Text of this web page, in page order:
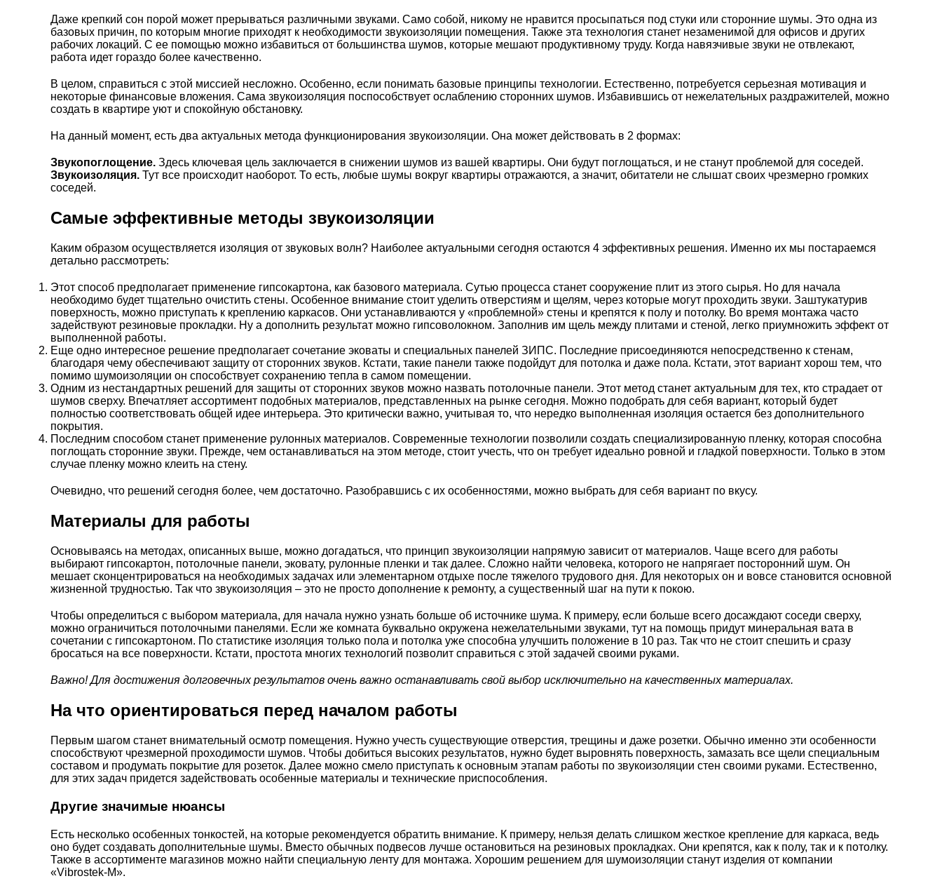
Даже крепкий сон порой может прерываться различными звуками. Само собой, никому не нравится просыпаться под стуки или сторонние шумы. Это одна из
базовых причин, по которым многие приходят к необходимости звукоизоляции помещения. Также эта технология станет незаменимой для офисов и других
рабочих локаций. С ее помощью можно избавиться от большинства шумов, которые мешают продуктивному труду. Когда навязчивые звуки не отвлекают,
работа идет гораздо более качественно.
В целом, справиться с этой миссией несложно. Особенно, если понимать базовые принципы технологии. Естественно, потребуется серьезная мотивация и
некоторые финансовые вложения. Сама звукоизоляция поспособствует ослаблению сторонних шумов. Избавившись от нежелательных раздражителей, можно
создать в квартире уют и спокойную обстановку.
На данный момент, есть два актуальных метода функционирования звукоизоляции. Она может действовать в 2 формах:
Звукопоглощение. Здесь ключевая цель заключается в снижении шумов из вашей квартиры. Они будут поглощаться, и не станут проблемой для соседей.
Звукоизоляция. Тут все происходит наоборот. То есть, любые шумы вокруг квартиры отражаются, а значит, обитатели не слышат своих чрезмерно громких
соседей.
Самые эффективные методы звукоизоляции
Каким образом осуществляется изоляция от звуковых волн? Наиболее актуальными сегодня остаются 4 эффективных решения. Именно их мы постараемся
детально рассмотреть:
Этот способ предполагает применение гипсокартона, как базового материала. Сутью процесса станет сооружение плит из этого сырья. Но для начала
необходимо будет тщательно очистить стены. Особенное внимание стоит уделить отверстиям и щелям, через которые могут проходить звуки. Заштукатурив
поверхность, можно приступать к креплению каркасов. Они устанавливаются у «проблемной» стены и крепятся к полу и потолку. Во время монтажа часто
задействуют резиновые прокладки. Ну а дополнить результат можно гипсоволокном. Заполнив им щель между плитами и стеной, легко приумножить эффект от
выполненной работы.
Еще одно интересное решение предполагает сочетание эковаты и специальных панелей ЗИПС. Последние присоединяются непосредственно к стенам,
благодаря чему обеспечивают защиту от сторонних звуков. Кстати, такие панели также подойдут для потолка и даже пола. Кстати, этот вариант хорош тем, что
помимо шумоизоляции он способствует сохранению тепла в самом помещении.
Одним из нестандартных решений для защиты от сторонних звуков можно назвать потолочные панели. Этот метод станет актуальным для тех, кто страдает от
шумов сверху. Впечатляет ассортимент подобных материалов, представленных на рынке сегодня. Можно подобрать для себя вариант, который будет
полностью соответствовать общей идее интерьера. Это критически важно, учитывая то, что нередко выполненная изоляция остается без дополнительного
покрытия.
Последним способом станет применение рулонных материалов. Современные технологии позволили создать специализированную пленку, которая способна
поглощать сторонние звуки. Прежде, чем останавливаться на этом методе, стоит учесть, что он требует идеально ровной и гладкой поверхности. Только в этом
случае пленку можно клеить на стену.
Очевидно, что решений сегодня более, чем достаточно. Разобравшись с их особенностями, можно выбрать для себя вариант по вкусу.
Материалы для работы
Основываясь на методах, описанных выше, можно догадаться, что принцип звукоизоляции напрямую зависит от материалов. Чаще всего для работы
выбирают гипсокартон, потолочные панели, эковату, рулонные пленки и так далее. Сложно найти человека, которого не напрягает посторонний шум. Он
мешает сконцентрироваться на необходимых задачах или элементарном отдыхе после тяжелого трудового дня. Для некоторых он и вовсе становится основной
жизненной трудностью. Так что звукоизоляция – это не просто дополнение к ремонту, а существенный шаг на пути к покою.
Чтобы определиться с выбором материала, для начала нужно узнать больше об источнике шума. К примеру, если больше всего досаждают соседи сверху,
можно ограничиться потолочными панелями. Если же комната буквально окружена нежелательными звуками, тут на помощь придут минеральная вата в
сочетании с гипсокартоном. По статистике изоляция только пола и потолка уже способна улучшить положение в 10 раз. Так что не стоит спешить и сразу
бросаться на все поверхности. Кстати, простота многих технологий позволит справиться с этой задачей своими руками.
Важно! Для достижения долговечных результатов очень важно останавливать свой выбор исключительно на качественных материалах.
На что ориентироваться перед началом работы
Первым шагом станет внимательный осмотр помещения. Нужно учесть существующие отверстия, трещины и даже розетки. Обычно именно эти особенности
способствуют чрезмерной проходимости шумов. Чтобы добиться высоких результатов, нужно будет выровнять поверхность, замазать все щели специальным
составом и продумать покрытие для розеток. Далее можно смело приступать к основным этапам работы по звукоизоляции стен своими руками. Естественно,
для этих задач придется задействовать особенные материалы и технические приспособления.
Другие значимые нюансы
Есть несколько особенных тонкостей, на которые рекомендуется обратить внимание. К примеру, нельзя делать слишком жесткое крепление для каркаса, ведь
оно будет создавать дополнительные шумы. Вместо обычных подвесов лучше остановиться на резиновых прокладках. Они крепятся, как к полу, так и к потолку.
Также в ассортименте магазинов можно найти специальную ленту для монтажа. Хорошим решением для шумоизоляции станут изделия от компании
«Vibrostek-M».